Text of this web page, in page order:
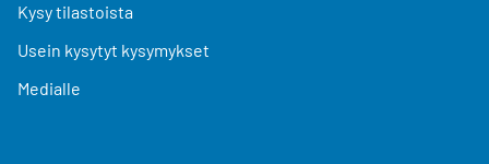
Kysy tilastoista
Usein kysytyt kysymykset
Medialle